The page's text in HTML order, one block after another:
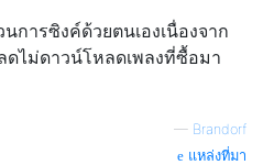
การซิงค์ด้วยตนเองเนื่องจาก
ดไม่ดาวน์โหลดเพลงที่ซื้อมา
— Brandorf
แหล่งที่มา